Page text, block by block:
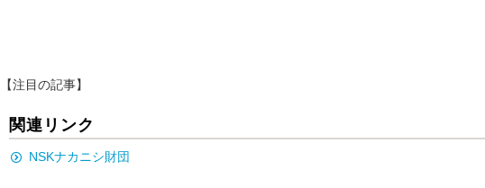
【注目の記事】
関連リンク
NSKナカニシ財団